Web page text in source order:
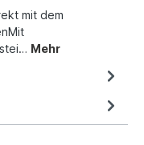
mit dem
Mehr